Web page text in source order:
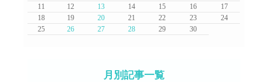
11
12 13 14 15 16
17
18
19 20 21 22 23
24
25
26 27 28 29 30
月別記事一覧